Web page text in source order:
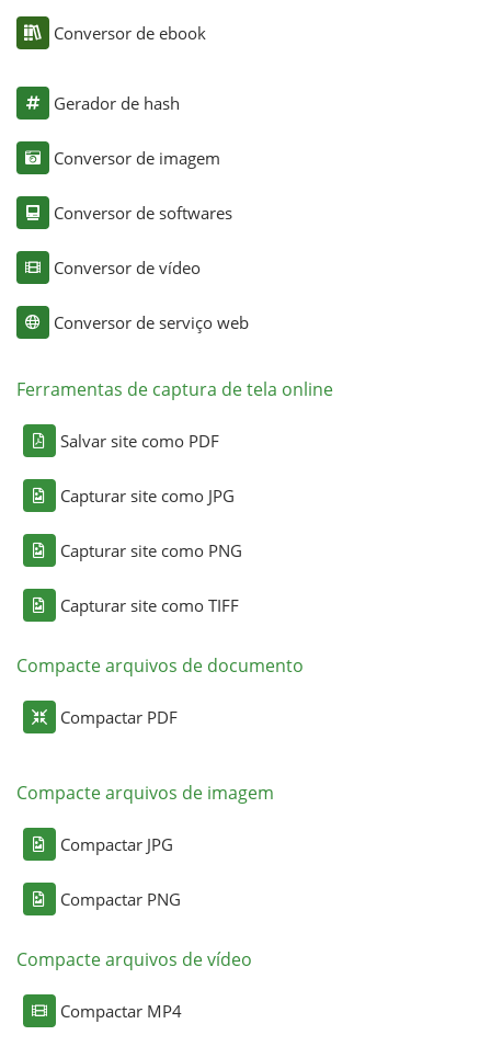
Conversor de ebook
Gerador de hash
Conversor de imagem
Conversor de softwares
Conversor de vídeo
Conversor de serviço web
Ferramentas de captura de tela online
Salvar site como PDF
Capturar site como JPG
Capturar site como PNG
Capturar site como TIFF
Compacte arquivos de documento
Compactar PDF
Compacte arquivos de imagem
Compactar JPG
Compactar PNG
Compacte arquivos de vídeo
Compactar MP4